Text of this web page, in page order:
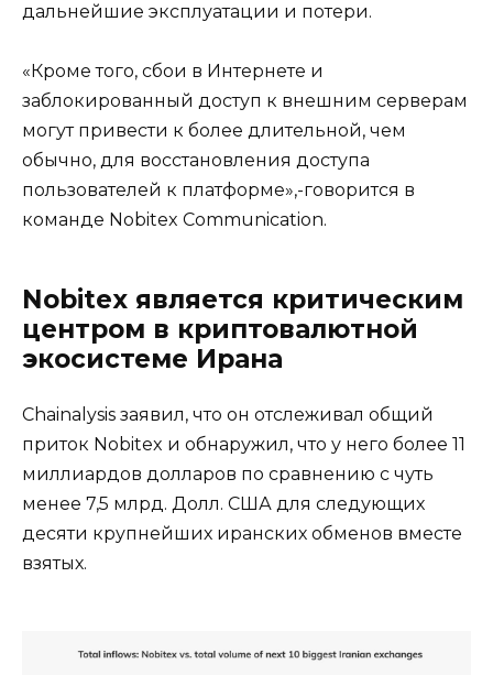
дальнейшие эксплуатации и потери.
«Кроме того, сбои в Интернете и
заблокированный доступ к внешним серверам
могут привести к более длительной, чем
обычно, для восстановления доступа
пользователей к платформе»,-говорится в
команде Nobitex Communication.
Nobitex является критическим
центром в криптовалютной
экосистеме Ирана
Chainalysis заявил, что он отслеживал общий
приток Nobitex и обнаружил, что у него более 11
миллиардов долларов по сравнению с чуть
менее 7,5 млрд. Долл. США для следующих
десяти крупнейших иранских обменов вместе
взятых.